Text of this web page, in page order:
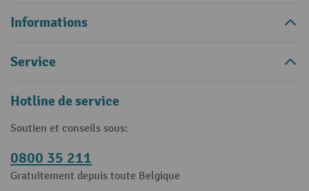
Informations
Service
Hotline de service
Soutien et conseils sous:
0800 35 211
Gratuitement depuis toute Belgique